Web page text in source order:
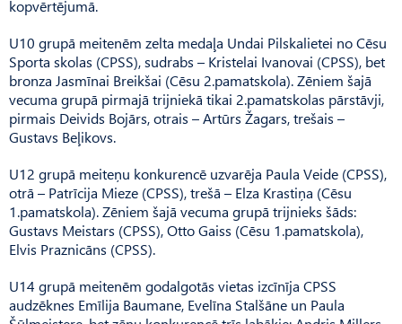
kopvērtējumā.
U10 grupā meitenēm zelta medaļa Undai Pilskalietei no Cēsu
Sporta skolas (CPSS), sudrabs – Kristelai Ivanovai (CPSS), bet
bronza Jasmīnai Breikšai (Cēsu 2.pamatskola). Zēniem šajā
vecuma grupā pirmajā trijniekā tikai 2.pamatskolas pārstāvji,
pirmais Deivids Bojārs, otrais – Artūrs Žagars, trešais –
Gustavs Beļi­kovs.
U12 grupā meiteņu konkurencē uzvarēja Paula Veide (CPSS),
otrā – Patrīcija Mieze (CPSS), trešā – Elza Krastiņa (Cēsu
1.pamatskola). Zēniem šajā vecuma grupā trijnieks šāds:
Gustavs Meistars (CPSS), Otto Gaiss (Cēsu 1.pamatskola),
Elvis Praz­nicāns (CPSS).
U14 grupā meitenēm godalgotās vietas izcīnīja CPSS
audzēknes Emīlija Baumane, Eve­līna Stalšāne un Paula